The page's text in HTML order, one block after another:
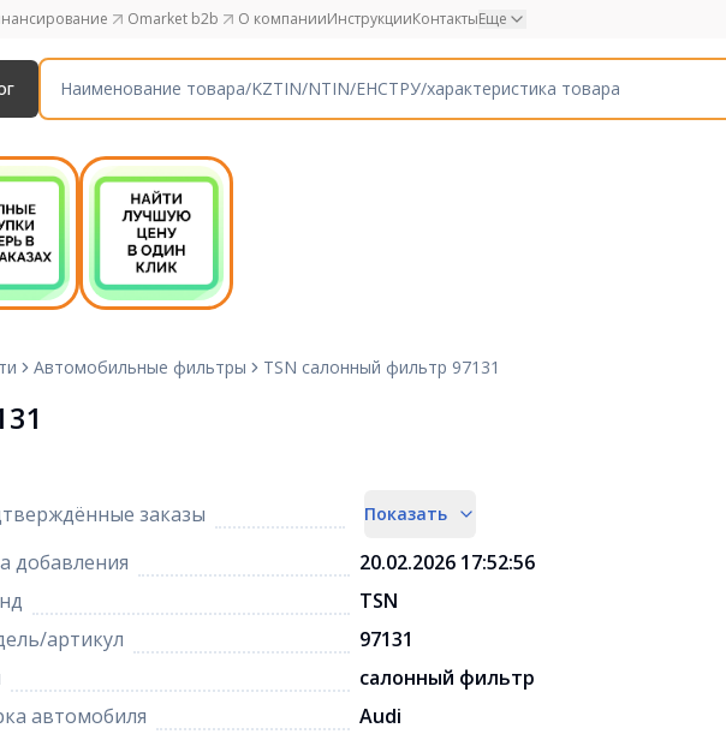
Omarket b2b О компанииИнструкцииКонтактыЕще
Автомобильные фильтры TSN салонный фильтр 97131
заказы Показать
добавления
20.02.2026 17:52:56
TSN
артикул
97131
салонный фильтр
автомобиля
Audi